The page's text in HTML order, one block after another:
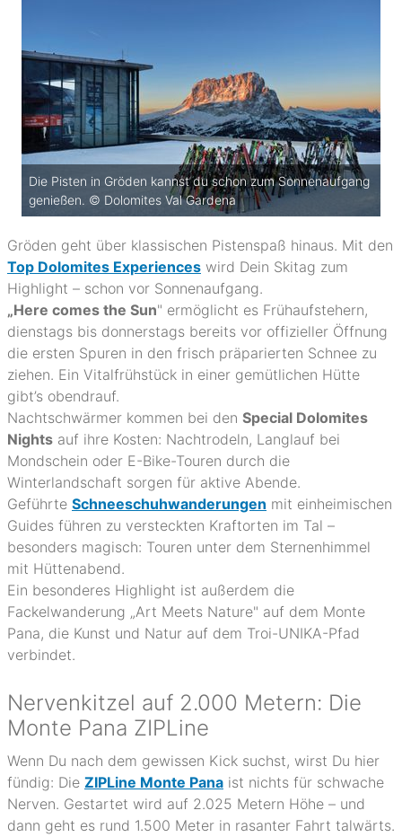
Die Pisten in Gröden kannst du schon zum Sonnenaufgang
genießen. © Dolomites Val Gardena
Gröden geht über klassischen Pistenspaß hinaus. Mit den
Top Dolomites Experiences wird Dein Skitag zum
Highlight – schon vor Sonnenaufgang.
„Here comes the Sun" ermöglicht es Frühaufstehern,
dienstags bis donnerstags bereits vor offizieller Öffnung
die ersten Spuren in den frisch präparierten Schnee zu
ziehen. Ein Vitalfrühstück in einer gemütlichen Hütte
gibt’s obendrauf.
Nachtschwärmer kommen bei den Special Dolomites
Nights auf ihre Kosten: Nachtrodeln, Langlauf bei
Mondschein oder E-Bike-Touren durch die
Winterlandschaft sorgen für aktive Abende.
Geführte Schneeschuhwanderungen mit einheimischen
Guides führen zu versteckten Kraftorten im Tal –
besonders magisch: Touren unter dem Sternenhimmel
mit Hüttenabend.
Ein besonderes Highlight ist außerdem die
Fackelwanderung „Art Meets Nature" auf dem Monte
Pana, die Kunst und Natur auf dem Troi-UNIKA-Pfad
verbindet.
Nervenkitzel auf 2.000 Metern: Die
Monte Pana ZIPLine
Wenn Du nach dem gewissen Kick suchst, wirst Du hier
fündig: Die ZIPLine Monte Pana ist nichts für schwache
Nerven. Gestartet wird auf 2.025 Metern Höhe – und
dann geht es rund 1.500 Meter in rasanter Fahrt talwärts.